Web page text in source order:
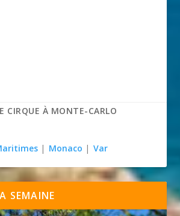
CIRQUE À MONTE-CARLO
| Monaco | Var
SEMAINE